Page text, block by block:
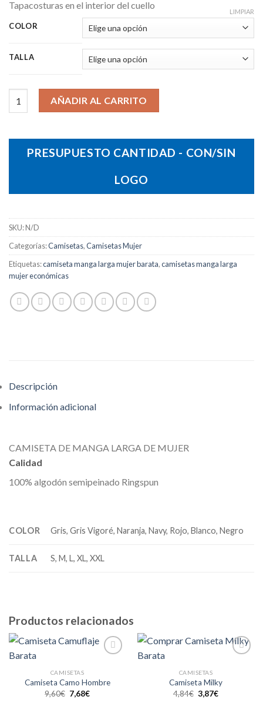
Tapacosturas en el interior del cuello
COLOR
TALLA
LIMPIAR
Camiseta Imperial LSL Mujer cantidad
AÑADIR AL CARRITO
PRESUPUESTO CANTIDAD - CON/SIN
LOGO
SKU:N/D
Categorías:Camisetas,Camisetas Mujer
Etiquetas:camiseta manga larga mujer barata,camisetas manga larga
mujer económicas
Descripción
Información adicional
CAMISETA DE MANGA LARGA DE MUJER
Calidad
100% algodón semipeinado Ringspun
COLOR Gris, Gris Vigoré, Naranja, Navy, Rojo, Blanco, Negro
TALLA S, M, L, XL, XXL
Productos relacionados
lista de
deseos
CAMISETAS
Camiseta Camo Hombre
9,60€ 7,68€
CAMISETAS
Camiseta Milky
4,84€ 3,87€